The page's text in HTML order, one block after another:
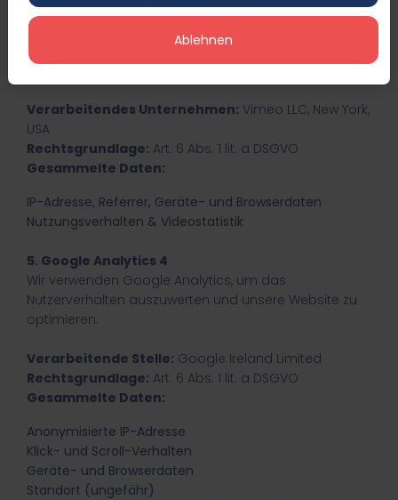
Wir verwenden Vimeo zur Darstellung von
Verarbeitendes Unternehmen: Vimeo LLC, New York,
USA
Rechtsgrundlage: Art. 6 Abs. 1 lit. a DSGVO
Gesammelte Daten:
IP-Adresse, Referrer, Geräte- und Browserdaten
Nutzungsverhalten & Videostatistik
5. Google Analytics 4
Wir verwenden Google Analytics, um das
Nutzerverhalten auszuwerten und unsere Website zu
optimieren.
Verarbeitende Stelle: Google Ireland Limited
Rechtsgrundlage: Art. 6 Abs. 1 lit. a DSGVO
Gesammelte Daten:
Anonymisierte IP-Adresse
Klick- und Scroll-Verhalten
Geräte- und Browserdaten
Standort (ungefähr)
Ablehnen